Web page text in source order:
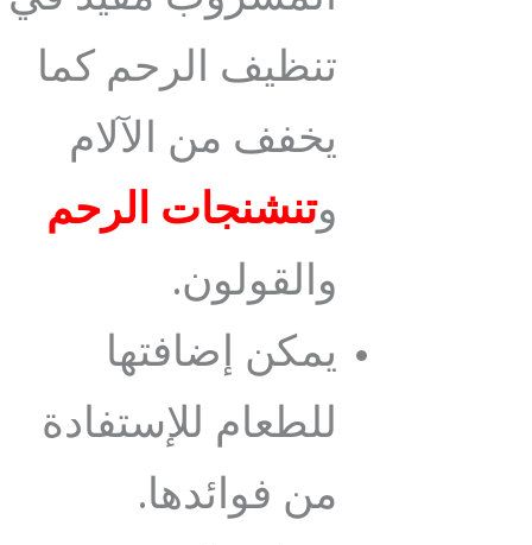
تنظيف الرحم كما
يخفف من الآلام
وتنشنجات الرحم
والقولون.
يمكن إضافتها
للطعام للإستفادة
من فوائدها.